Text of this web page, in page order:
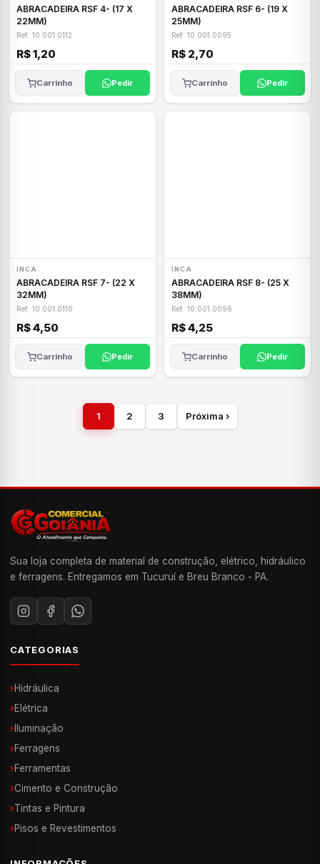
ABRACADEIRA RSF 4- (17 X
22MM)
Ref: 10.001.0112
R$ 1,20
Carrinho Pedir
ABRACADEIRA RSF 6- (19 X
25MM)
Ref: 10.001.0095
R$ 2,70
Carrinho Pedir
INCA
ABRACADEIRA RSF 7- (22 X
32MM)
Ref: 10.001.0110
R$ 4,50
Carrinho Pedir
INCA
ABRACADEIRA RSF 8- (25 X
38MM)
Ref: 10.001.0096
R$ 4,25
Carrinho Pedir
1 2 3 Próxima ›
Sua loja completa de material de construção, elétrico, hidráulico
e ferragens. Entregamos em Tucuruí e Breu Branco - PA.
CATEGORIAS
›Hidráulica
›Elétrica
› Iluminação
›Ferragens
›Ferramentas
›Cimento e Construção
›Tintas e Pintura
›Pisos e Revestimentos